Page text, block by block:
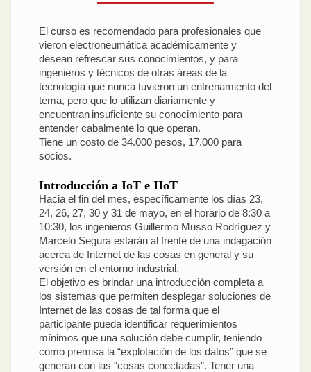
El curso es recomendado para profesionales que
vieron electroneumática académicamente y
desean refrescar sus conocimientos, y para
ingenieros y técnicos de otras áreas de la
tecnología que nunca tuvieron un entrenamiento del
tema, pero que lo utilizan diariamente y
encuentran insuficiente su conocimiento para
entender cabalmente lo que operan.
Tiene un costo de 34.000 pesos, 17.000 para
socios.
Introducción a IoT e IIoT
Hacia el fin del mes, específicamente los días 23,
24, 26, 27, 30 y 31 de mayo, en el horario de 8:30 a
10:30, los ingenieros Guillermo Musso Rodríguez y
Marcelo Segura estarán al frente de una indagación
acerca de Internet de las cosas en general y su
versión en el entorno industrial.
El objetivo es brindar una introducción completa a
los sistemas que permiten desplegar soluciones de
Internet de las cosas de tal forma que el
participante pueda identificar requerimientos
mínimos que una solución debe cumplir, teniendo
como premisa la “explotación de los datos” que se
generan con las “cosas conectadas”. Tener una